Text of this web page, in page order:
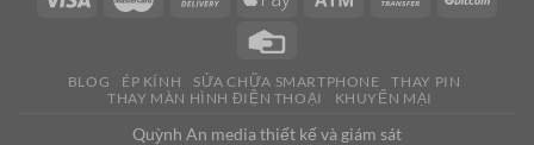
BLOG ÉP KÍNH SỬA CHỮA SMARTPHONE
THAY PIN
THAY MÀN HÌNH ĐIỆN THOẠI
KHUYẾN MẠI
Quỳnh An media thiết kế và giám sát